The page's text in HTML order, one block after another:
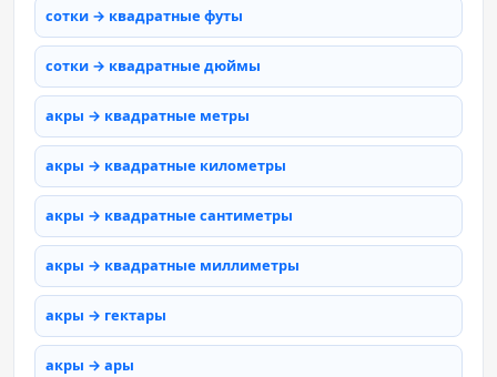
сотки → квадратные футы
сотки → квадратные дюймы
акры → квадратные метры
акры → квадратные километры
акры → квадратные сантиметры
акры → квадратные миллиметры
акры → гектары
акры → ары